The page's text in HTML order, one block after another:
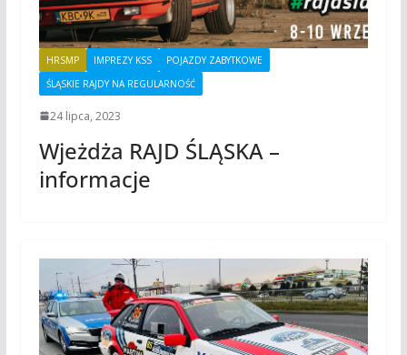
HRSMP IMPREZY KSS
POJAZDY ZABYTKOWE
ŚLĄSKIE RAJDY NA REGULARNOŚĆ
24 lipca, 2023
Wjeżdża RAJD ŚLĄSKA –
informacje